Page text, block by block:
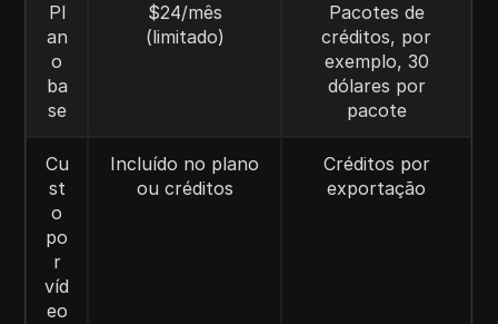
Pl
an
o
ba
se
$24/mês
(limitado)
Pacotes de
créditos, por
exemplo, 30
dólares por
pacote
Cu
st
o
po
r
víd
eo
Incluído no plano
ou créditos
Créditos por
exportação